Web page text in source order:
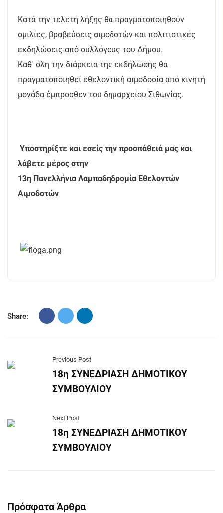
Κατά την τελετή λήξης θα πραγματοποιηθούν
ομιλίες, βραβεύσεις αιμοδοτών και πολιτιστικές
εκδηλώσεις από συλλόγους του Δήμου.
Καθ΄ όλη την διάρκεια της εκδήλωσης θα
πραγματοποιηθεί εθελοντική αιμοδοσία από κινητή
μονάδα έμπροσθεν του δημαρχείου Σιθωνίας.
Υποστηρίξτε και εσείς την προσπάθειά μας και
λάβετε μέρος στην
13η Πανελλήνια Λαμπαδηδρομία Εθελοντών
Αιμοδοτών
Share:
Previous Post
18η ΣΥΝΕΔΡΙΑΣΗ ΔΗΜΟΤΙΚΟΥ
ΣΥΜΒΟΥΛΙΟΥ
Next Post
18η ΣΥΝΕΔΡΙΑΣΗ ΔΗΜΟΤΙΚΟΥ
ΣΥΜΒΟΥΛΙΟΥ
Πρόσφατα Άρθρα